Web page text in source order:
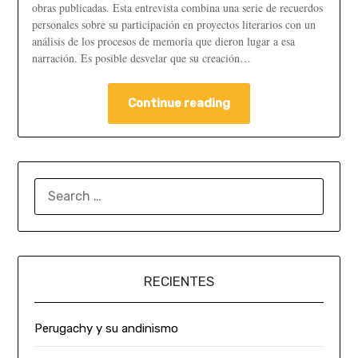
obras publicadas. Esta entrevista combina una serie de recuerdos
personales sobre su participación en proyectos literarios con un
análisis de los procesos de memoria que dieron lugar a esa
narración. Es posible desvelar que su creación…
Continue reading
RECIENTES
Perugachy y su andinismo